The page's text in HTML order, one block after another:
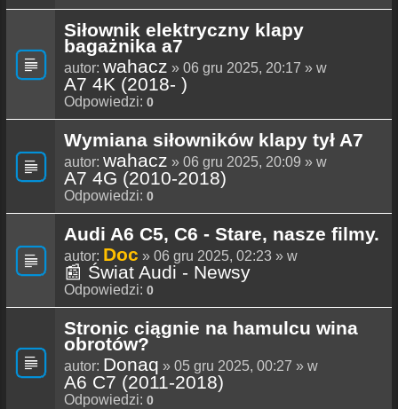
Siłownik elektryczny klapy
bagażnika a7
autor: wahacz » 06 gru 2025, 20:17 » w
A7 4K (2018- )
Odpowiedzi: 0
Wymiana siłowników klapy tył A7
autor: wahacz » 06 gru 2025, 20:09 » w
A7 4G (2010-2018)
Odpowiedzi: 0
Audi A6 C5, C6 - Stare, nasze filmy.
autor: Doc » 06 gru 2025, 02:23 » w
📰 Świat Audi - Newsy
Odpowiedzi: 0
Stronic ciągnie na hamulcu wina
obrotów?
autor: Donaq » 05 gru 2025, 00:27 » w
A6 C7 (2011-2018)
Odpowiedzi: 0